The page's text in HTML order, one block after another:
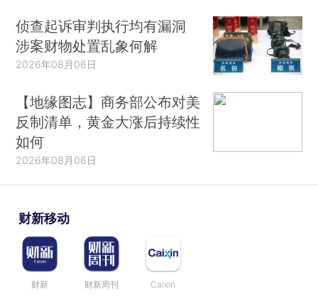
侦查起诉审判执行均有漏洞
涉案财物处置乱象何解
2026年08月06日
【地缘图志】商务部公布对美
反制清单，黄金大涨后持续性
如何
2026年08月06日
财新移动
财新 财新周刊 Caixin